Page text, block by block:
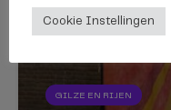
GILZE EN RIJEN
Cookie Instellingen